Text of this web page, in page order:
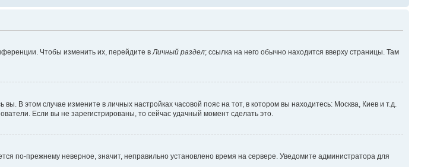
Чтобы изменить их, перейдите в Личный раздел; ссылка на него обычно находится вверху страницы. Там
В этом случае измените в личных настройках часовой пояс на тот, в котором вы находитесь: Москва, Киев и т.д.
Если вы не зарегистрированы, то сейчас удачный момент сделать это.
по-прежнему неверное, значит, неправильно установлено время на сервере. Уведомите администратора для